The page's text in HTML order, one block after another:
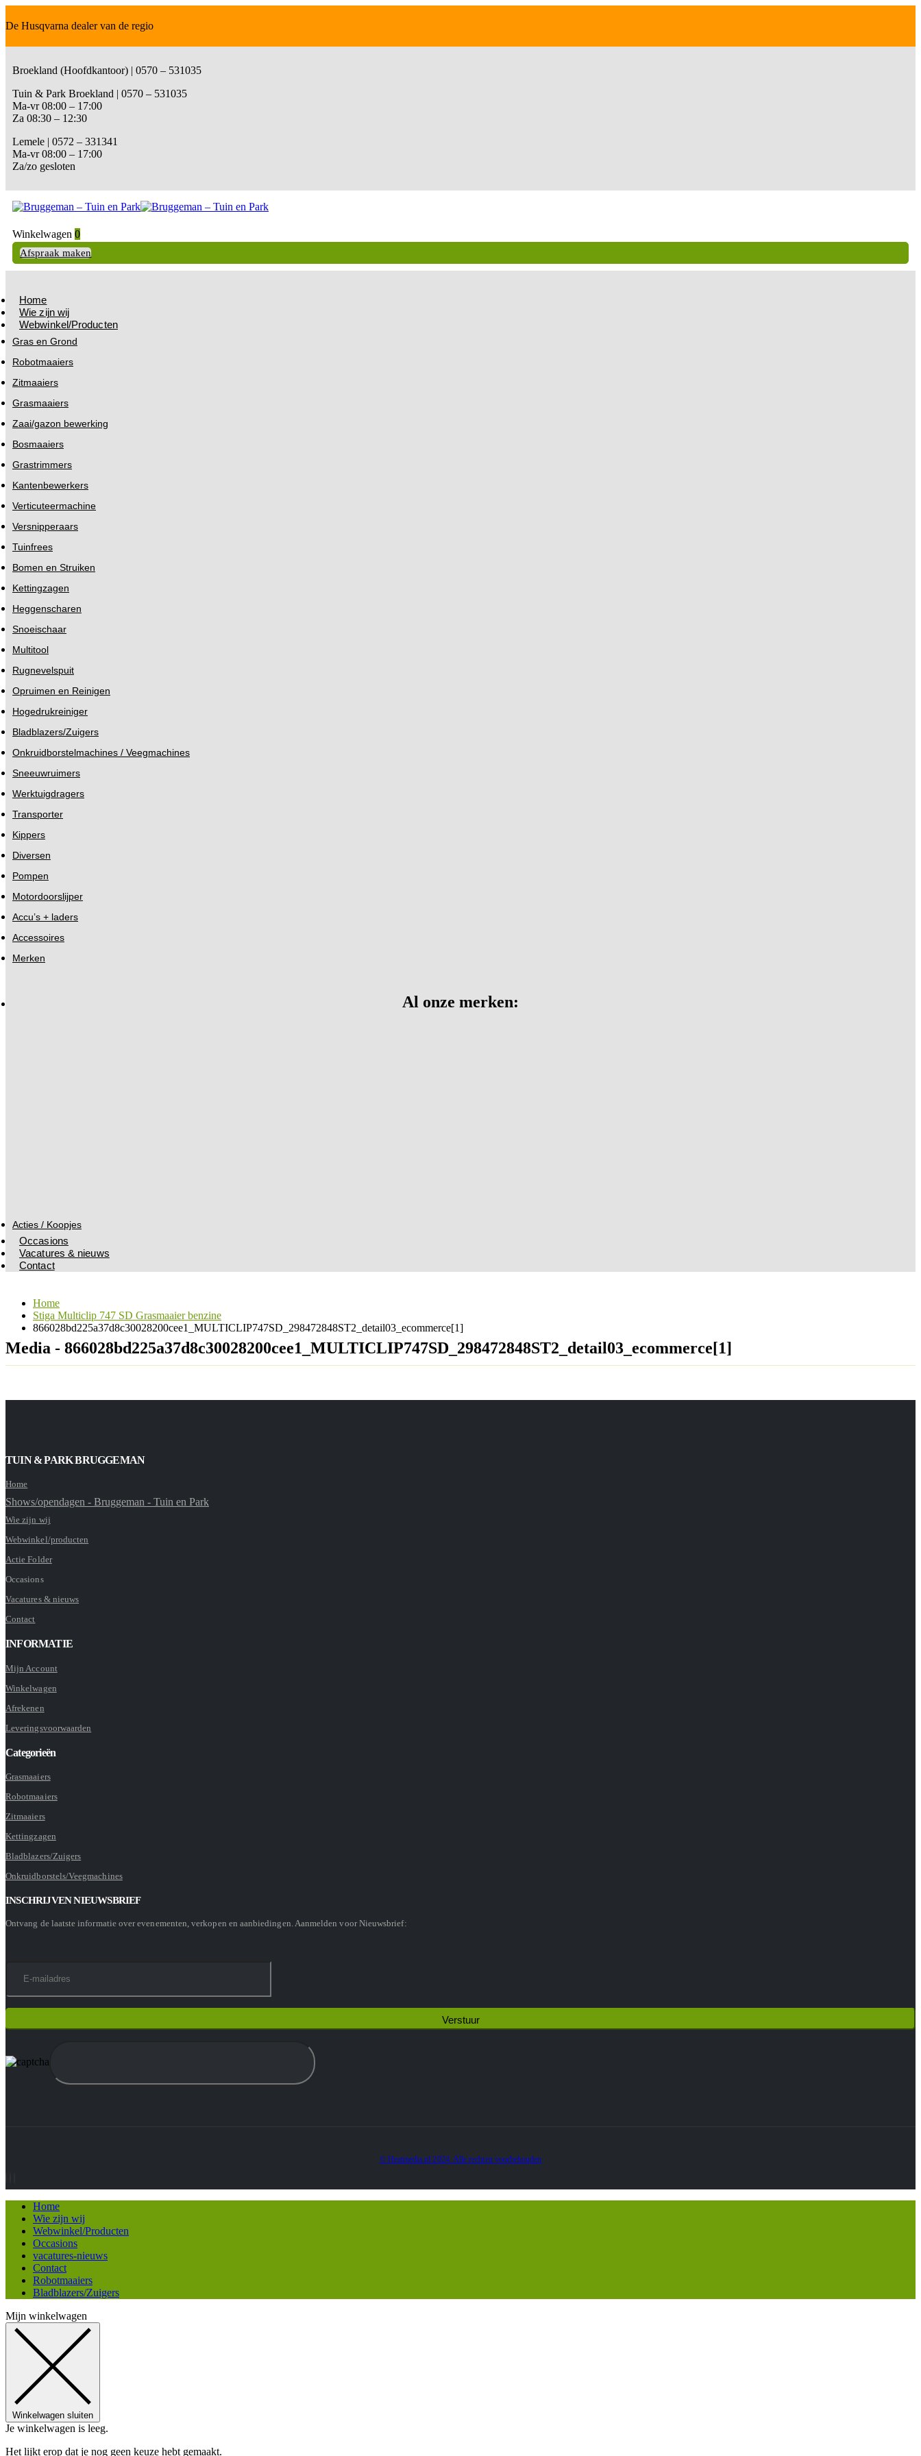
De Husqvarna dealer van de regio
Broekland (Hoofdkantoor) | 0570 – 531035
Tuin & Park Broekland | 0570 – 531035
Ma-vr 08:00 – 17:00
Za 08:30 – 12:30
Lemele | 0572 – 331341
Ma-vr 08:00 – 17:00
Za/zo gesloten
Winkelwagen 0
Afspraak maken
Home
Wie zijn wij
Webwinkel/Producten
Gras en Grond
Robotmaaiers
Zitmaaiers
Grasmaaiers
Zaai/gazon bewerking
Bosmaaiers
Grastrimmers
Kantenbewerkers
Verticuteermachine
Versnipperaars
Tuinfrees
Bomen en Struiken
Kettingzagen
Heggenscharen
Snoeischaar
Multitool
Rugnevelspuit
Opruimen en Reinigen
Hogedrukreiniger
Bladblazers/Zuigers
Onkruidborstelmachines / Veegmachines
Sneeuwruimers
Werktuigdragers
Transporter
Kippers
Diversen
Pompen
Motordoorslijper
Accu’s + laders
Accessoires
Merken
Al onze merken:
Acties / Koopjes
Occasions
Vacatures & nieuws
Contact
Home
Stiga Multiclip 747 SD Grasmaaier benzine
866028bd225a37d8c30028200cee1_MULTICLIP747SD_298472848ST2_detail03_ecommerce[1]
Media - 866028bd225a37d8c30028200cee1_MULTICLIP747SD_298472848ST2_detail03_ecommerce[1]
TUIN & PARK BRUGGEMAN
Home
Shows/opendagen - Bruggeman - Tuin en Park
Wie zijn wij
Webwinkel/producten
Actie Folder
Occasions
Vacatures & nieuws
Contact
INFORMATIE
Mijn Account
Winkelwagen
Afrekenen
Leveringsvoorwaarden
Categorieën
Grasmaaiers
Robotmaaiers
Zitmaaiers
Kettingzagen
Bladblazers/Zuigers
Onkruidborstels/Veegmachines
INSCHRIJVEN NIEUWSBRIEF
Ontvang de laatste informatie over evenementen, verkopen en aanbiedingen. Aanmelden voor Nieuwsbrief:
© Heatmedia.nl 2024. Alle rechten voorbehouden
Home
Wie zijn wij
Webwinkel/Producten
Occasions
vacatures-nieuws
Contact
Robotmaaiers
Bladblazers/Zuigers
Mijn winkelwagen
Winkelwagen sluiten
Je winkelwagen is leeg.
Het lijkt erop dat je nog geen keuze hebt gemaakt.